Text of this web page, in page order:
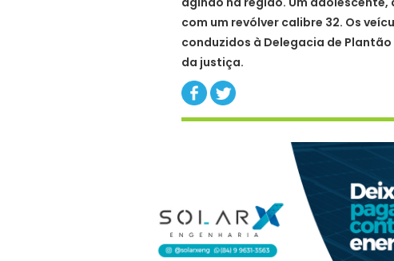
com um revólver calibre 32. Os
conduzidos à Delegacia de
da justiça.